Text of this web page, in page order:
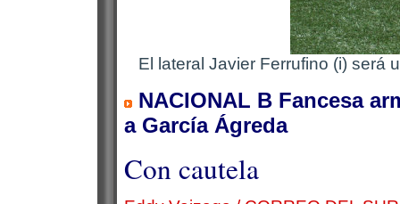
El lateral Javier Ferrufino (i) será
NACIONAL B Fancesa
a García Ágreda
Con cautela